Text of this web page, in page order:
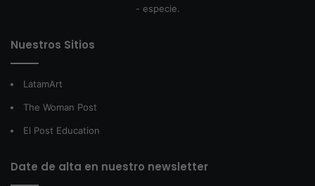
- especie.
Nuestros Sitios
LatamArt
The Woman Post
El Post Education
Date de alta en nuestro newsletter